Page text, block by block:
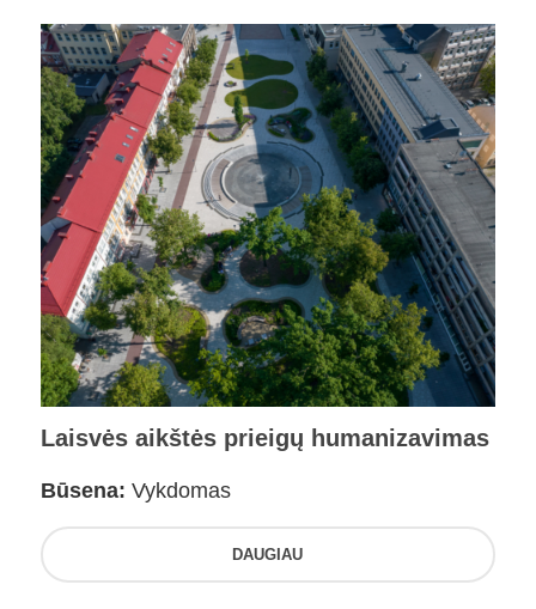
Laisvės aikštės prieigų humanizavimas
Būsena: Vykdomas
DAUGIAU